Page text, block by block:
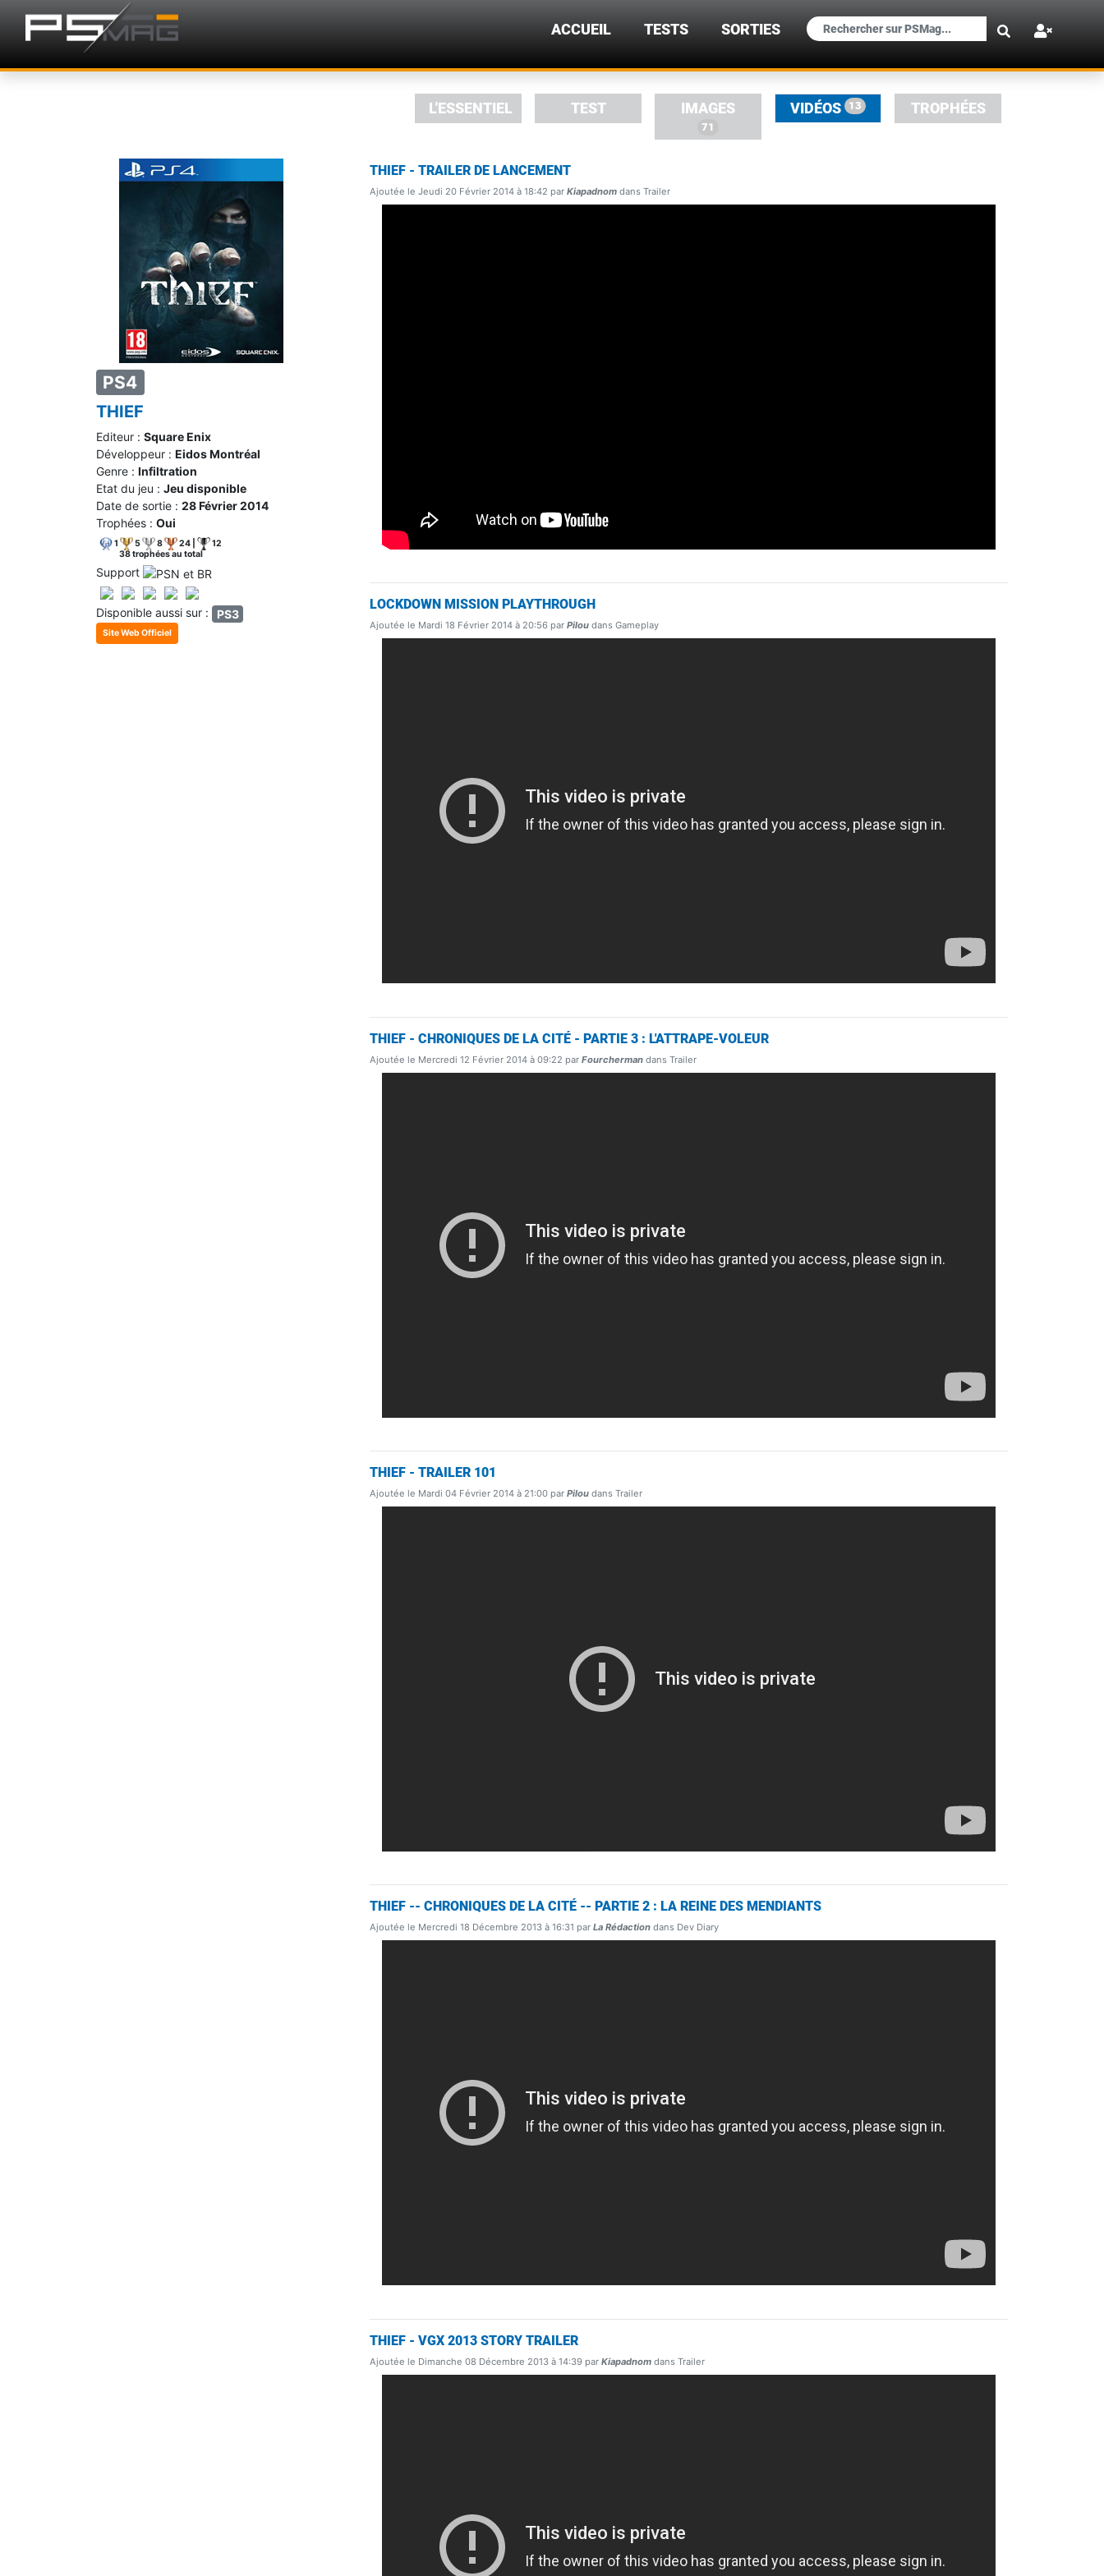
×
ACCUEIL TESTS SORTIES
L'ESSENTIEL TEST IMAGES
71
VIDÉOS 13 TROPHÉES
PS4
THIEF
Editeur : Square Enix
Développeur : Eidos Montréal
Genre : Infiltration
Etat du jeu : Jeu disponible
Date de sortie : 28 Février 2014
Trophées : Oui
1 5 8 24 |
12
38 trophées au total
Support
Disponible aussi sur : PS3
Site Web Officiel
THIEF - TRAILER DE LANCEMENT
Ajoutée le Jeudi 20 Février 2014 à 18:42 parKiapadnomdans Trailer
LOCKDOWN MISSION PLAYTHROUGH
Ajoutée le Mardi 18 Février 2014 à 20:56 parPiloudans Gameplay
THIEF - CHRONIQUES DE LA CITÉ - PARTIE 3 : L'ATTRAPE-VOLEUR
Ajoutée le Mercredi 12 Février 2014 à 09:22 parFourchermandans Trailer
THIEF - TRAILER 101
Ajoutée le Mardi 04 Février 2014 à 21:00 parPiloudans Trailer
THIEF -- CHRONIQUES DE LA CITÉ -- PARTIE 2 : LA REINE DES MENDIANTS
Ajoutée le Mercredi 18 Décembre 2013 à 16:31 parLa Rédactiondans Dev Diary
THIEF - VGX 2013 STORY TRAILER
Ajoutée le Dimanche 08 Décembre 2013 à 14:39 parKiapadnomdans Trailer